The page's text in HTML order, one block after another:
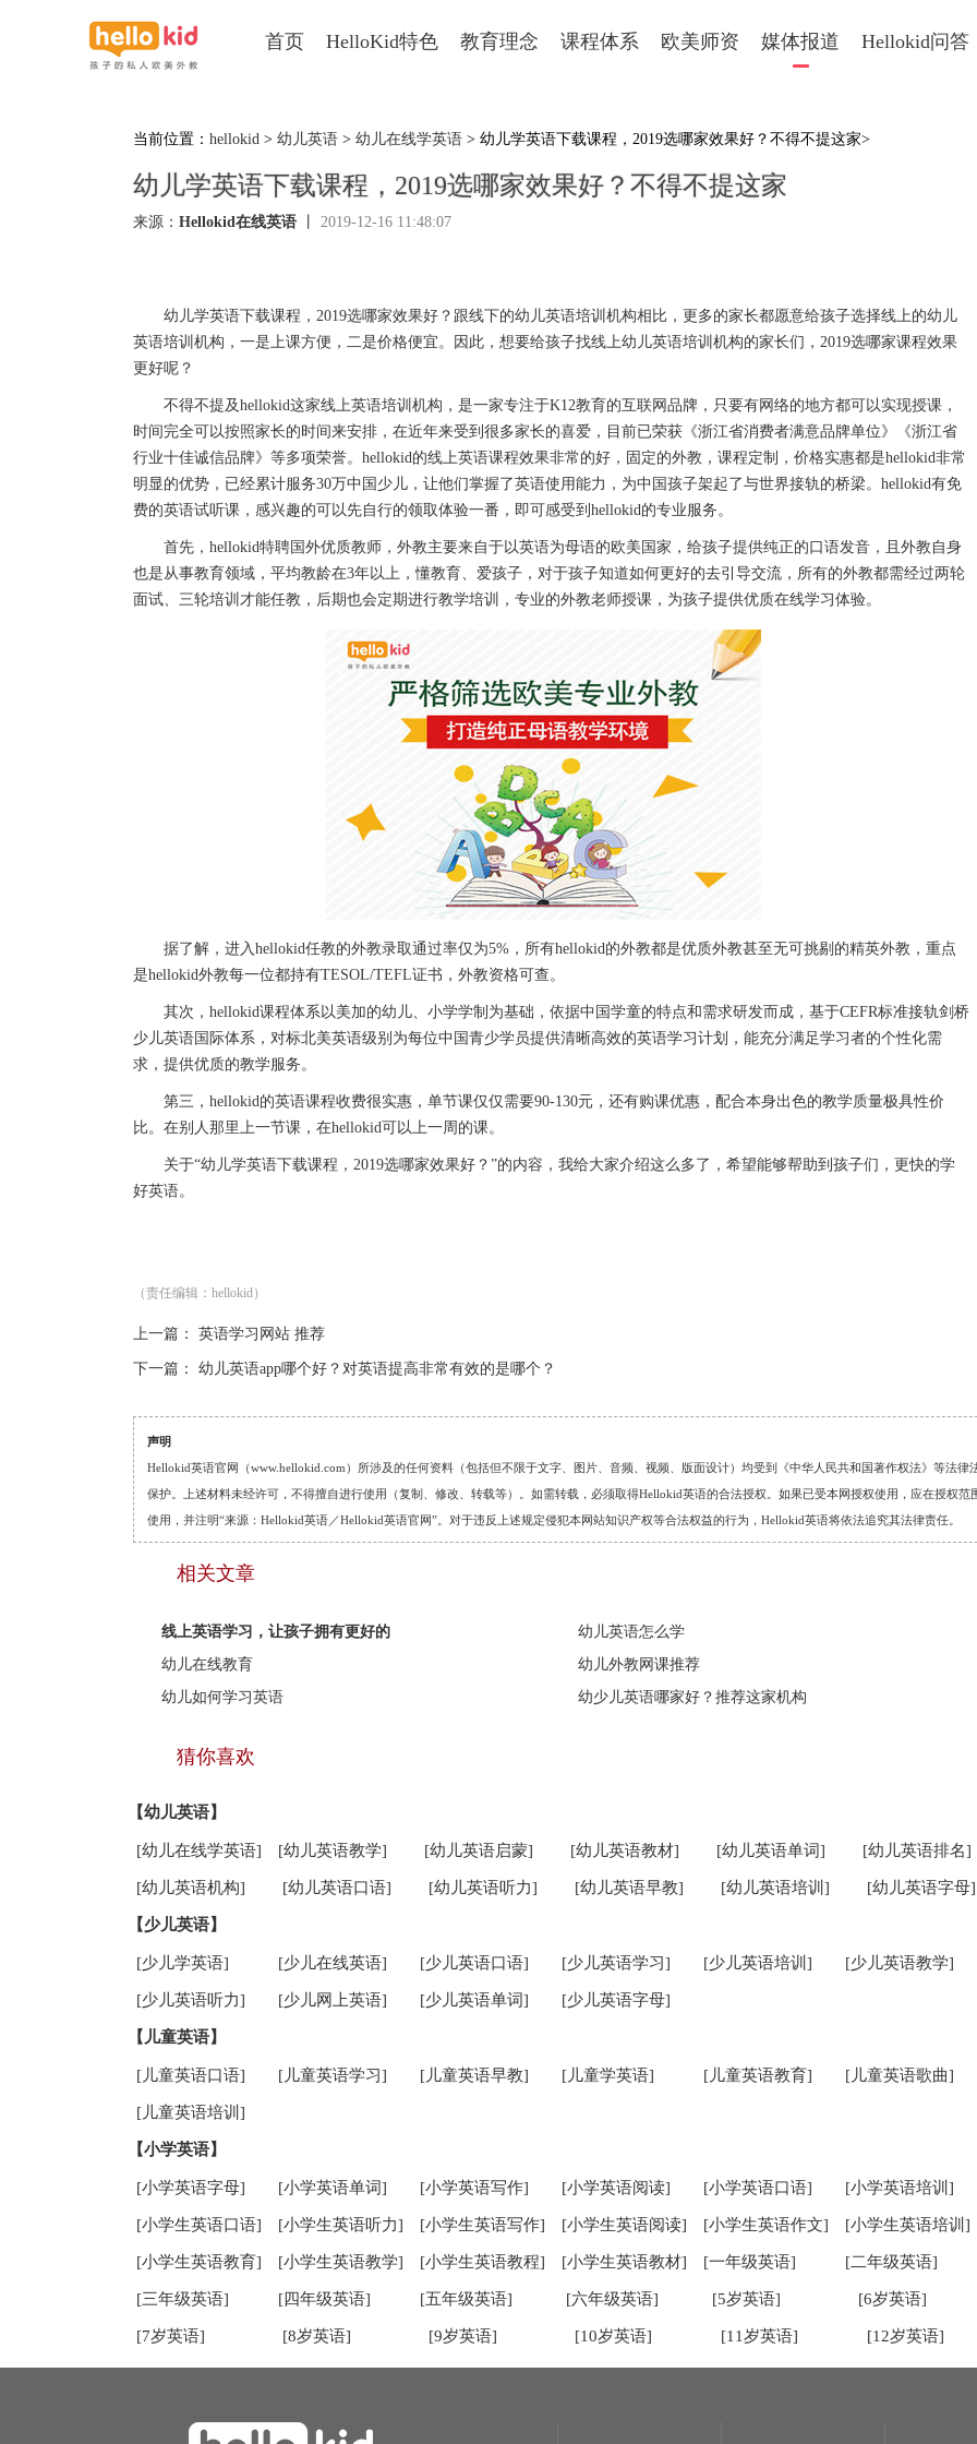
首页 HelloKid特色 教育理念 课程体系 欧美师资 媒体报道 Hellokid问答
当前位置： hellokid > 幼儿英语 > 幼儿在线学英语 > 幼儿学英语下载课程，2019选哪家效果好？不得不提这家>
幼儿学英语下载课程，2019选哪家效果好？不得不提这家
来源： Hellokid在线英语 2019-12-16 11:48:07
幼儿学英语下载课程，2019选哪家效果好？跟线下的幼儿英语培训机构相比，更多的家长都愿意给孩子选择线上的幼儿
英语培训机构，一是上课方便，二是价格便宜。因此，想要给孩子找线上幼儿英语培训机构的家长们，2019选哪家课程效果
更好呢？
不得不提及hellokid这家线上英语培训机构，是一家专注于K12教育的互联网品牌，只要有网络的地方都可以实现授课，
时间完全可以按照家长的时间来安排，在近年来受到很多家长的喜爱，目前已荣获《浙江省消费者满意品牌单位》《浙江省
行业十佳诚信品牌》等多项荣誉。hellokid的线上英语课程效果非常的好，固定的外教，课程定制，价格实惠都是hellokid非常
明显的优势，已经累计服务30万中国少儿，让他们掌握了英语使用能力，为中国孩子架起了与世界接轨的桥梁。hellokid有免
费的英语试听课，感兴趣的可以先自行的领取体验一番，即可感受到hellokid的专业服务。
首先，hellokid特聘国外优质教师，外教主要来自于以英语为母语的欧美国家，给孩子提供纯正的口语发音，且外教自身
也是从事教育领域，平均教龄在3年以上，懂教育、爱孩子，对于孩子知道如何更好的去引导交流，所有的外教都需经过两轮
面试、三轮培训才能任教，后期也会定期进行教学培训，专业的外教老师授课，为孩子提供优质在线学习体验。
据了解，进入hellokid任教的外教录取通过率仅为5%，所有hellokid的外教都是优质外教甚至无可挑剔的精英外教，重点
是hellokid外教每一位都持有TESOL/TEFL证书，外教资格可查。
其次，hellokid课程体系以美加的幼儿、小学学制为基础，依据中国学童的特点和需求研发而成，基于CEFR标准接轨剑桥
少儿英语国际体系，对标北美英语级别为每位中国青少学员提供清晰高效的英语学习计划，能充分满足学习者的个性化需
求，提供优质的教学服务。
第三，hellokid的英语课程收费很实惠，单节课仅仅需要90-130元，还有购课优惠，配合本身出色的教学质量极具性价
比。在别人那里上一节课，在hellokid可以上一周的课。
关于“幼儿学英语下载课程，2019选哪家效果好？”的内容，我给大家介绍这么多了，希望能够帮助到孩子们，更快的学
好英语。
（责任编辑：hellokid）
上一篇： 英语学习网站 推荐
下一篇： 幼儿英语app哪个好？对英语提高非常有效的是哪个？
声明
Hellokid英语官网（www.hellokid.com）所涉及的任何资料（包括但不限于文字、图片、音频、视频、版面设计）均受到《中华人民共和国著作权法》等法律
保护。上述材料未经许可，不得擅自进行使用（复制、修改、转载等）。如需转载，必须取得Hellokid英语的合法授权。如果已受本网授权使用，应在授权范
使用，并注明“来源：Hellokid英语／Hellokid英语官网”。对于违反上述规定侵犯本网站知识产权等合法权益的行为，Hellokid英语将依法追究其法律责任。
相关文章
线上英语学习，让孩子拥有更好的
幼儿英语怎么学
幼儿在线教育
幼儿外教网课推荐
幼儿如何学习英语
幼少儿英语哪家好？推荐这家机构
猜你喜欢
【幼儿英语】
[幼儿在线学英语] [幼儿英语教学] [幼儿英语启蒙] [幼儿英语教材] [幼儿英语单词] [幼儿英语排名]
[幼儿英语机构] [幼儿英语口语] [幼儿英语听力] [幼儿英语早教] [幼儿英语培训] [幼儿英语字母]
【少儿英语】
[少儿学英语] [少儿在线英语] [少儿英语口语] [少儿英语学习] [少儿英语培训] [少儿英语教学]
[少儿英语听力] [少儿网上英语] [少儿英语单词] [少儿英语字母]
【儿童英语】
[儿童英语口语] [儿童英语学习] [儿童英语早教] [儿童学英语] [儿童英语教育] [儿童英语歌曲]
[儿童英语培训]
【小学英语】
[小学英语字母] [小学英语单词] [小学英语写作] [小学英语阅读] [小学英语口语] [小学英语培训]
[小学生英语口语] [小学生英语听力] [小学生英语写作] [小学生英语阅读] [小学生英语作文] [小学生英语培训]
[小学生英语教育] [小学生英语教学] [小学生英语教程] [小学生英语教材] [一年级英语] [二年级英语]
[三年级英语] [四年级英语] [五年级英语] [六年级英语] [5岁英语] [6岁英语]
[7岁英语] [8岁英语] [9岁英语] [10岁英语] [11岁英语] [12岁英语]